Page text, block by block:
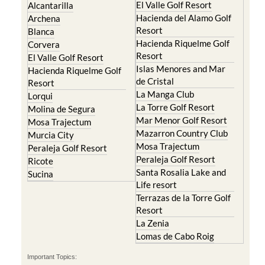
Alcantarilla
Archena
Blanca
Corvera
El Valle Golf Resort
Hacienda Riquelme Golf
Resort
Lorqui
Molina de Segura
Mosa Trajectum
Murcia City
Peraleja Golf Resort
Ricote
Sucina
El Valle Golf Resort
Hacienda del Alamo Golf
Resort
Hacienda Riquelme Golf
Resort
Islas Menores and Mar
de Cristal
La Manga Club
La Torre Golf Resort
Mar Menor Golf Resort
Mazarron Country Club
Mosa Trajectum
Peraleja Golf Resort
Santa Rosalia Lake and
Life resort
Terrazas de la Torre Golf
Resort
La Zenia
Lomas de Cabo Roig
Important Topics: